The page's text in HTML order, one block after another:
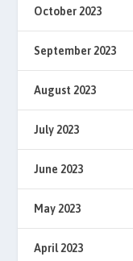
October 2023
September 2023
August 2023
July 2023
June 2023
May 2023
April 2023